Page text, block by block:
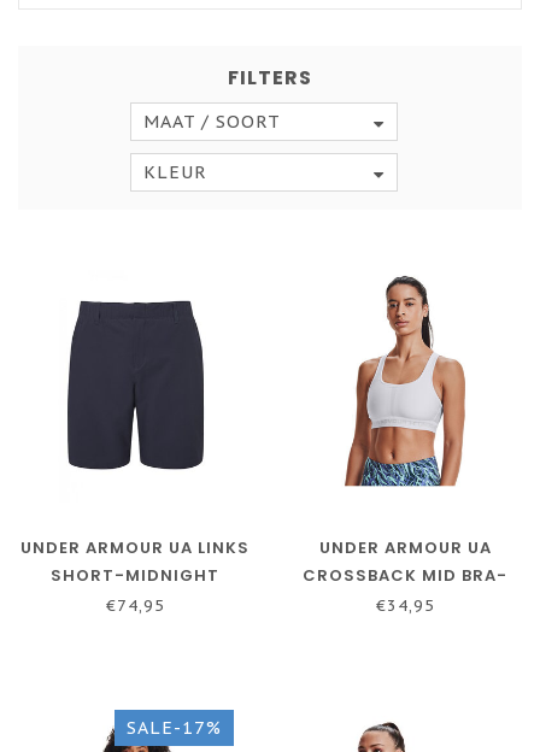
FILTERS
MAAT / SOORT
KLEUR
UNDER ARMOUR UA LINKS
SHORT-MIDNIGHT
NAVY/GRIJS
€74,95
UNDER ARMOUR UA
CROSSBACK MID BRA-
WIT - DAMES SPORTBH
€34,95
SALE-17%